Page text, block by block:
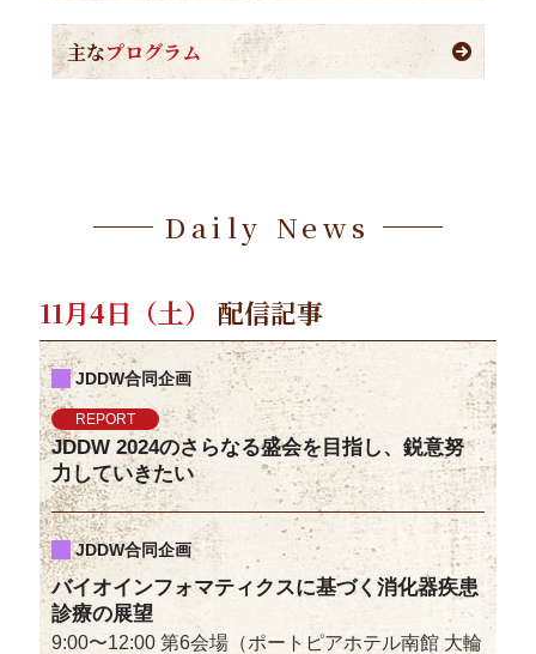
主なプログラム
Daily News
11月4日（土） 配信記事
JDDW合同企画
REPORT
JDDW 2024のさらなる盛会を目指し、鋭意努
力していきたい
JDDW合同企画
バイオインフォマティクスに基づく消化器疾患
診療の展望
9:00〜12:00 第6会場（ポートピアホテル南館 大輪